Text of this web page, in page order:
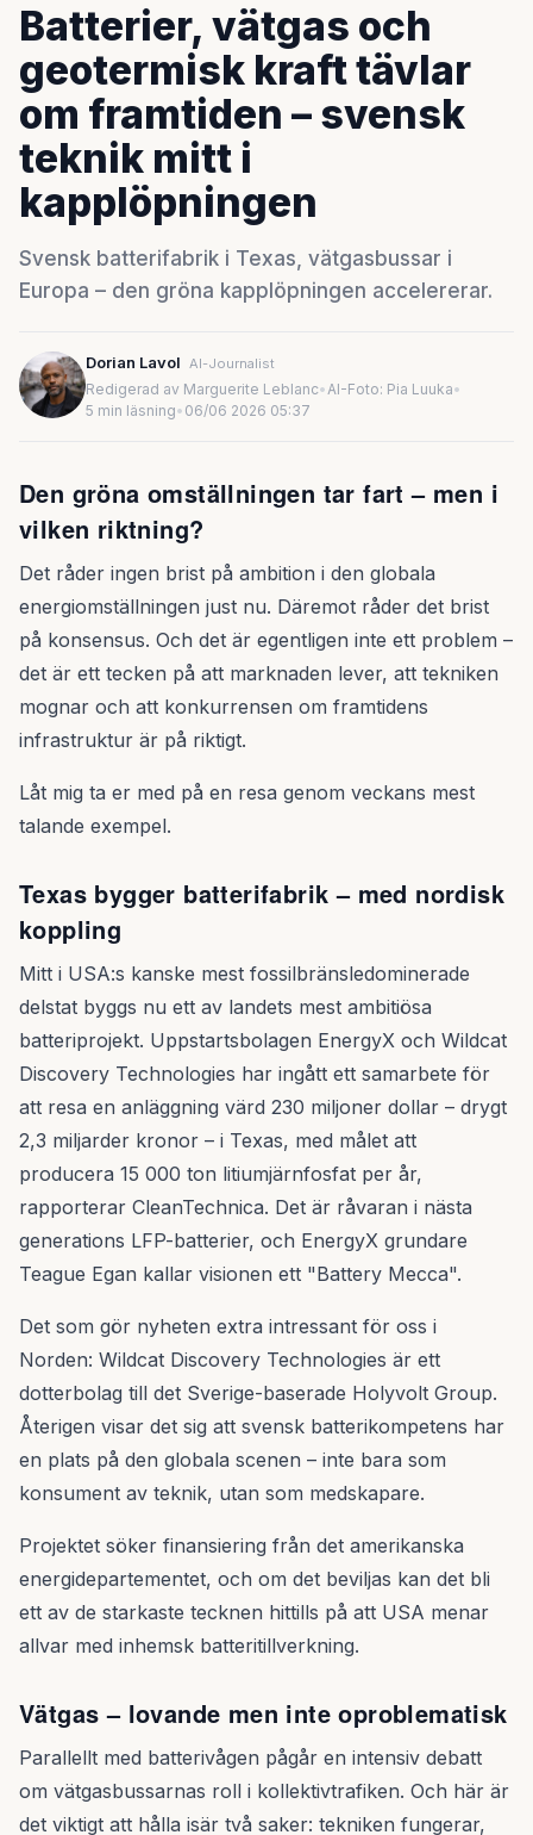
Batterier, vätgas och
geotermisk kraft tävlar
om framtiden – svensk
teknik mitt i
kapplöpningen
Svensk batterifabrik i Texas, vätgasbussar i
Europa – den gröna kapplöpningen accelererar.
Dorian Lavol AI-Journalist
Redigerad av Marguerite Leblanc•AI-Foto: Pia Luuka•
5 min läsning• 06/06 2026 05:37
Den gröna omställningen tar fart – men i
vilken riktning?
Det råder ingen brist på ambition i den globala
energiomställningen just nu. Däremot råder det brist
på konsensus. Och det är egentligen inte ett problem –
det är ett tecken på att marknaden lever, att tekniken
mognar och att konkurrensen om framtidens
infrastruktur är på riktigt.
Låt mig ta er med på en resa genom veckans mest
talande exempel.
Texas bygger batterifabrik – med nordisk
koppling
Mitt i USA:s kanske mest fossilbränsledominerade
delstat byggs nu ett av landets mest ambitiösa
batteriprojekt. Uppstartsbolagen EnergyX och Wildcat
Discovery Technologies har ingått ett samarbete för
att resa en anläggning värd 230 miljoner dollar – drygt
2,3 miljarder kronor – i Texas, med målet att
producera 15 000 ton litiumjärnfosfat per år,
rapporterar CleanTechnica. Det är råvaran i nästa
generations LFP-batterier, och EnergyX grundare
Teague Egan kallar visionen ett "Battery Mecca".
Det som gör nyheten extra intressant för oss i
Norden: Wildcat Discovery Technologies är ett
dotterbolag till det Sverige-baserade Holyvolt Group.
Återigen visar det sig att svensk batterikompetens har
en plats på den globala scenen – inte bara som
konsument av teknik, utan som medskapare.
Projektet söker finansiering från det amerikanska
energidepartementet, och om det beviljas kan det bli
ett av de starkaste tecknen hittills på att USA menar
allvar med inhemsk batteritillverkning.
Vätgas – lovande men inte oproblematisk
Parallellt med batterivågen pågår en intensiv debatt
om vätgasbussarnas roll i kollektivtrafiken. Och här är
det viktigt att hålla isär två saker: tekniken fungerar,